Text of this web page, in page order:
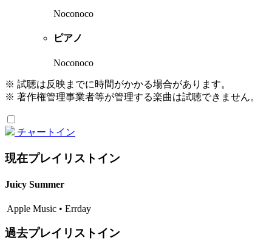
Noconoco
ピアノ
Noconoco
※ 試聴は反映までに時間がかかる場合があります。
※ 著作権管理事業者等が管理する楽曲は試聴できません。
チャートイン
現在プレイリストイン
Juicy Summer
Apple Music • Errday
過去プレイリストイン